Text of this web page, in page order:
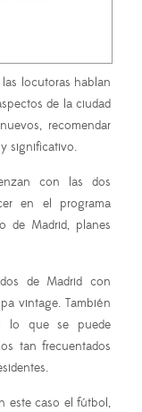
las locutoras hablan
de la ciudad
recomendar
significativo.
con las dos
en el programa
de Madrid, planes
de Madrid con
vintage. También
lo que se puede
tan frecuentados
este caso el fútbol,